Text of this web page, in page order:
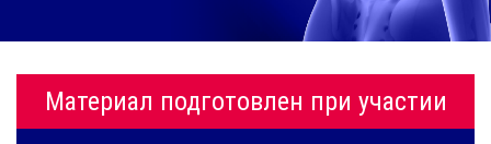
Материал подготовлен при участии